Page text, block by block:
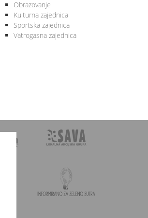
Obrazovanje
Kulturna zajednica
Sportska zajednica
Vatrogasna zajednica